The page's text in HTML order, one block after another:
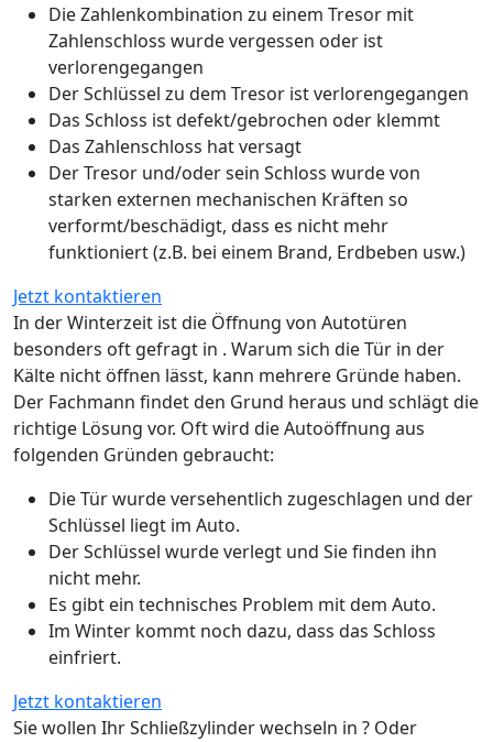
Die Zahlenkombination zu einem Tresor mit
Zahlenschloss wurde vergessen oder ist
verlorengegangen
Der Schlüssel zu dem Tresor ist verlorengegangen
Das Schloss ist defekt/gebrochen oder klemmt
Das Zahlenschloss hat versagt
Der Tresor und/oder sein Schloss wurde von
starken externen mechanischen Kräften so
verformt/beschädigt, dass es nicht mehr
funktioniert (z.B. bei einem Brand, Erdbeben usw.)
Jetzt kontaktieren
In der Winterzeit ist die Öffnung von Autotüren
besonders oft gefragt in . Warum sich die Tür in der
Kälte nicht öffnen lässt, kann mehrere Gründe haben.
Der Fachmann findet den Grund heraus und schlägt die
richtige Lösung vor. Oft wird die Autoöffnung aus
folgenden Gründen gebraucht:
Die Tür wurde versehentlich zugeschlagen und der
Schlüssel liegt im Auto.
Der Schlüssel wurde verlegt und Sie finden ihn
nicht mehr.
Es gibt ein technisches Problem mit dem Auto.
Im Winter kommt noch dazu, dass das Schloss
einfriert.
Jetzt kontaktieren
Sie wollen Ihr Schließzylinder wechseln in ? Oder